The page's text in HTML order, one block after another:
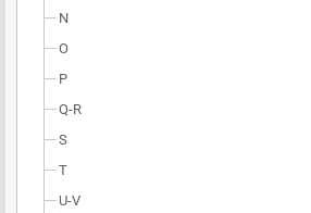
N
O
P
Q-R
S
T
U-V